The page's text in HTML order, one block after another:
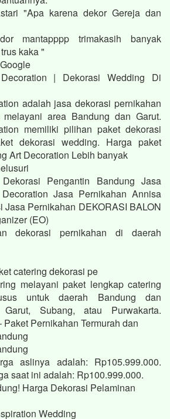
"Apa karena dekor Gereja dan
mantapppp trimakasih banyak
kaka "
| Dekorasi Wedding Di
adalah jasa dekorasi pernikahan
area Bandung dan Garut.
memiliki pilihan paket dekorasi
dekorasi wedding. Harga paket
Art Decoration Lebih banyak
Pengantin Bandung Jasa
Jasa Pernikahan Annisa
Jasa Pernikahan DEKORASI BALON
(EO)
dekorasi pernikahan di daerah
catering dekorasi pe
melayani paket lengkap catering
untuk daerah Bandung dan
Subang, atau Purwakarta.
Pernikahan Termurah dan
aslinya adalah: Rp105.999.000.
saat ini adalah: Rp100.999.000.
Harga Dekorasi Pelaminan
Wedding